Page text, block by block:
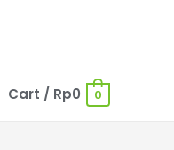
Cart / Rp0 0